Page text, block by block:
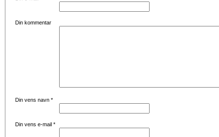
Din kommentar
Din vens navn *
Din vens e-mail *